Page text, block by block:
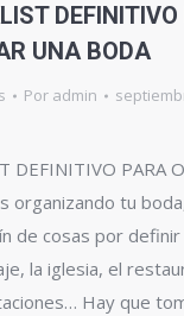
UNA BODA
Por admin
DEFINITIVO PARA
organizando tu
de cosas por definir
la iglesia, el
Hay que